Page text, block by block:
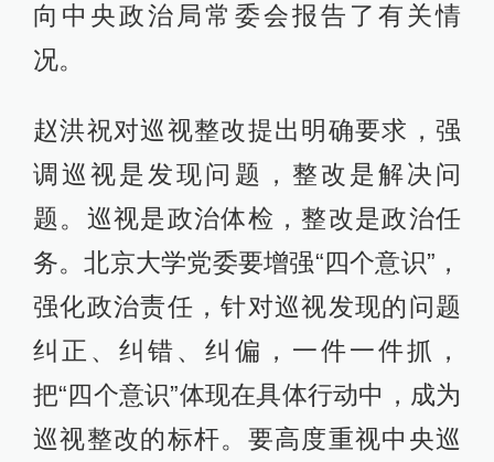
向中央政治局常委会报告了有关情
况。
赵洪祝对巡视整改提出明确要求，强
调巡视是发现问题，整改是解决问
题。巡视是政治体检，整改是政治任
务。北京大学党委要增强“四个意识”，
强化政治责任，针对巡视发现的问题
纠正、纠错、纠偏，一件一件抓，
把“四个意识”体现在具体行动中，成为
巡视整改的标杆。要高度重视中央巡